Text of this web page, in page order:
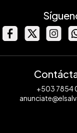
+503 7854